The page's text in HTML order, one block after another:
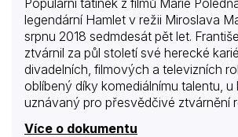
Populární tatínek z filmů Marie
legendární Hamlet v režii Miroslava
srpnu 2018 sedmdesát pět let.
ztvárnil za půl století své herecké
divadelních, filmových a televizních
oblíbený díky komediálnímu talentu, u
uznávaný pro přesvědčivé ztvárnění
Více o dokumentu